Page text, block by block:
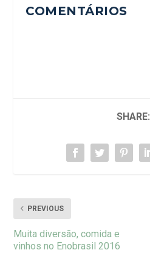
COMENTÁRIOS
SHARE:
PREVIOUS
Muita diversão, comida e
vinhos no Enobrasil 2016